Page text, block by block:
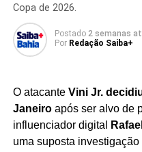
com o objetivo de ocultar
relacionados ao grupo
A Operação Chicana
criminosas e aos crimes
patrimônio , buscando
sustentam
Copa de 2026.
Postado 2 semanas
Por Redação Saiba+
O atacante Vini Jr.
Janeiroapós ser alvo de
influenciador digital
uma suposta